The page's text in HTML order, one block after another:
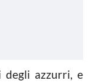
degli azzurri, e